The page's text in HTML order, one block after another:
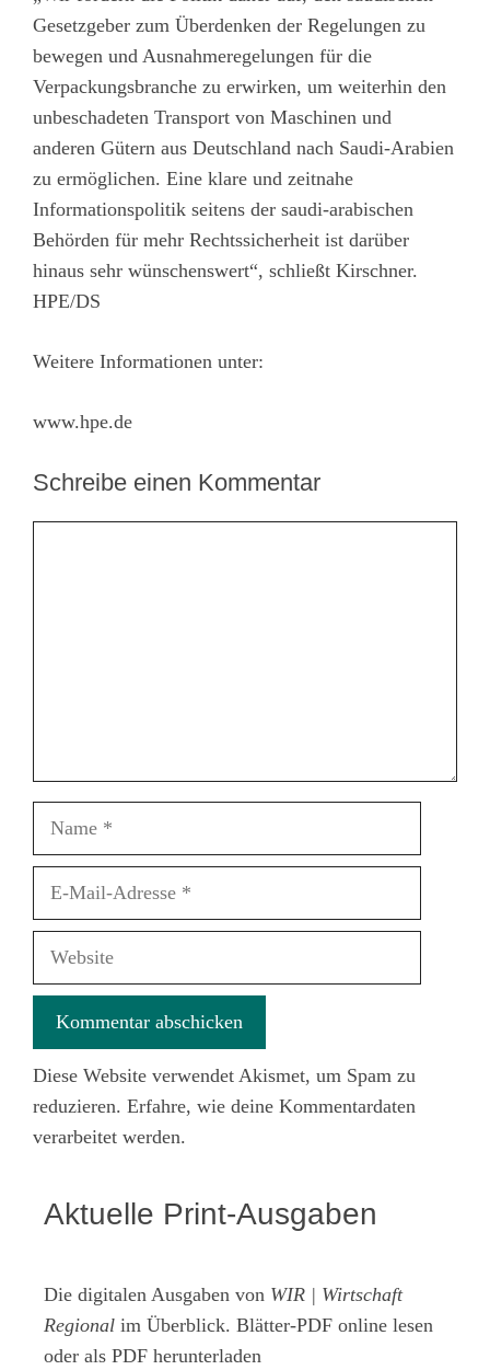
Gesetzgeber zum Überdenken der Regelungen zu
bewegen und Ausnahmeregelungen für die
Verpackungsbranche zu erwirken, um weiterhin den
unbeschadeten Transport von Maschinen und
anderen Gütern aus Deutschland nach Saudi-Arabien
zu ermöglichen. Eine klare und zeitnahe
Informationspolitik seitens der saudi-arabischen
Behörden für mehr Rechtssicherheit ist darüber
hinaus sehr wünschenswert“, schließt Kirschner.
HPE/DS
Weitere Informationen unter:
www.hpe.de
Schreibe einen Kommentar
Diese Website verwendet Akismet, um Spam zu
reduzieren. Erfahre, wie deine Kommentardaten
verarbeitet werden.
Aktuelle Print-Ausgaben
Die digitalen Ausgaben von WIR | Wirtschaft
Regional im Überblick. Blätter-PDF online lesen
oder als PDF herunterladen